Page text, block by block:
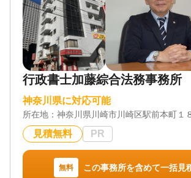
できるように進めますので、初めての方
ください。
また、事業をお持ちの方には、事業承継
も行っています。大切な会社を次の世代
ためのアドバイスを提供し、税務面から
とサポートいたします。
どんな小さな質問でもお気軽にご相談い
す。相続税申告のご依頼や、その他相続
悩みがあれば、ぜひ当事務所にご連絡く
回のご相談は無料ですので、まずはお気
いただければと思います。
行政書士加藤綜合法務事務所
神奈川県に対応可能
所在地： 神奈川県川崎市川崎区駅前本町１
見積無料 PR
無料 この事務所を含めて一括見